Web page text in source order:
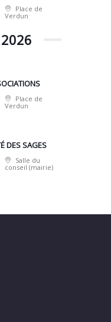
Place de
Verdun
2026
Place de
Verdun
DES SAGES
Salle du
conseil (mairie)